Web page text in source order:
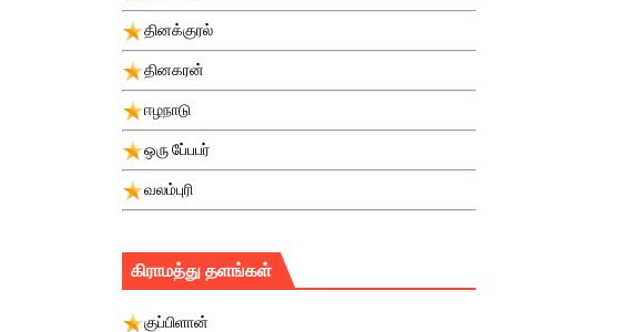
தினக்குரல்
தினகரன்
ஈழநாடு
ஒரு பே்பபர்
வலம்புரி
கிராமத்து தளங்கள்
குப்பிளான்